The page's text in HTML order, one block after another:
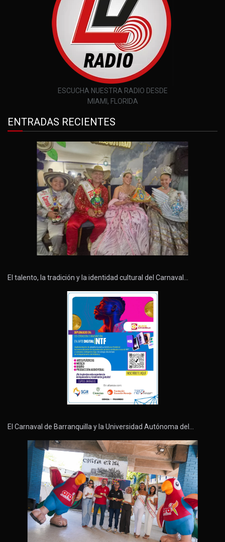
ESCUCHA NUESTRA RADIO DESDE
MIAMI, FLORIDA
ENTRADAS RECIENTES
El talento, la tradición y la identidad cultural del Carnaval…
El Carnaval de Barranquilla y la Universidad Autónoma del…